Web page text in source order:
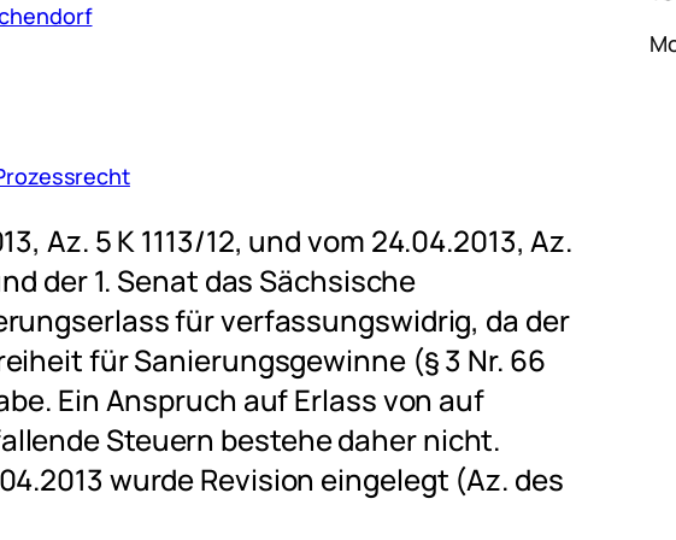
Az. 5 K 1113/12, und vom 24.04.2013, Az.
der 1. Senat das Sächsische
für verfassungswidrig, da der
für Sanierungsgewinne (§ 3 Nr. 66
Ein Anspruch auf Erlass von auf
Steuern bestehe daher nicht.
wurde Revision eingelegt (Az. des